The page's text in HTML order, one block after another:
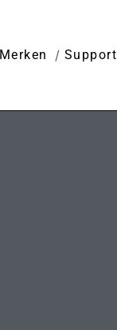
Merken Support